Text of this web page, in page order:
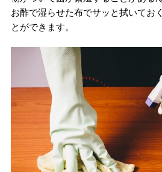
お酢で湿らせた布でサッと拭いてお
とができます。